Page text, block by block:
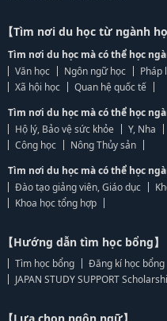
【Tìm nơi du học từ ngành
Tìm nơi du học mà có thể học
Văn học
Ngôn ngữ học Pháp
Xã hội học
Quan hệ quốc tế
Tìm nơi du học mà có thể học
Hộ lý, Bảo vệ sức khỏe
Y, Nha
Công học
Nông Thủy sản
Tìm nơi du học mà có thể học
Đào tạo giảng viên, Giáo dục
Khoa học tổng hợp
【Hướng dẫn tìm học bổng】
Tìm học bổng
Đăng kí học bổng
JAPAN STUDY SUPPORT